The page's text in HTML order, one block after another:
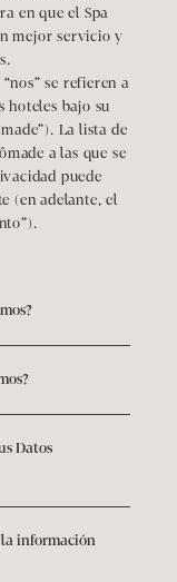
en que el Spa
mejor servicio y
se refieren a
hoteles bajo su
La lista de
a las que se
puede
(en adelante, el
Datos
la información